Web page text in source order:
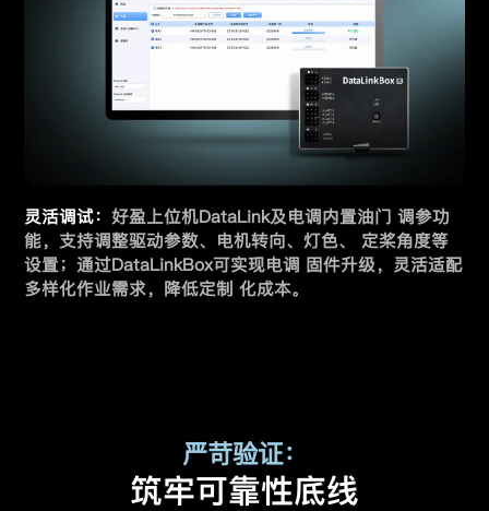
灵活调试：好盈上位机DataLink及电调内置油门 调参功
能，支持调整驱动参数、电机转向、灯色、 定桨角度等
设置；通过DataLinkBox可实现电调 固件升级，灵活适配
多样化作业需求，降低定制 化成本。
严苛验证：
筑牢可靠性底线